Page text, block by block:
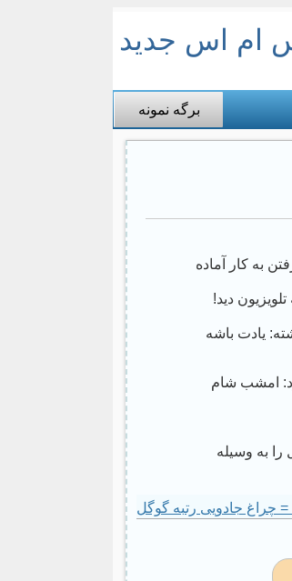
ام اس جدید
برگه نمونه
به کار آماده
دید!
یادت باشه
امشب شام
به وسیله
چراغ جادویی رتبه گوگل